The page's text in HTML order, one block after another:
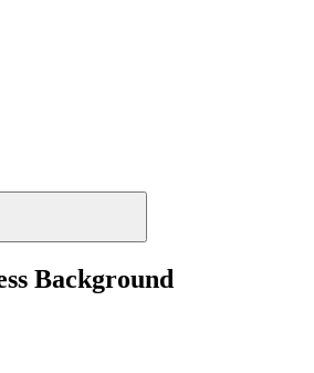
Background